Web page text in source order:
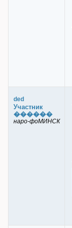
ded
Участник
������
наро-фоМИНСК